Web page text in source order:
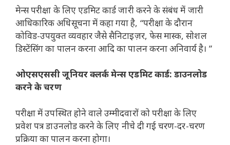
मेन्स परीक्षा के लिए एडमिट कार्ड जारी करने के संबंध में जारी
आधिकारिक अधिसूचना में कहा गया है, “परीक्षा के दौरान
कोविड-उपयुक्त व्यवहार जैसे सैनिटाइज़र, फेस मास्क, सोशल
डिस्टेंसिंग का पालन करना आदि का पालन करना अनिवार्य है। ”
ओएसएससी जूनियर क्लर्क मेन्स एडमिट कार्ड: डाउनलोड
करने के चरण
परीक्षा में उपस्थित होने वाले उम्मीदवारों को परीक्षा के लिए
प्रवेश पत्र डाउनलोड करने के लिए नीचे दी गई चरण-दर-चरण
प्रक्रिया का पालन करना होगा।